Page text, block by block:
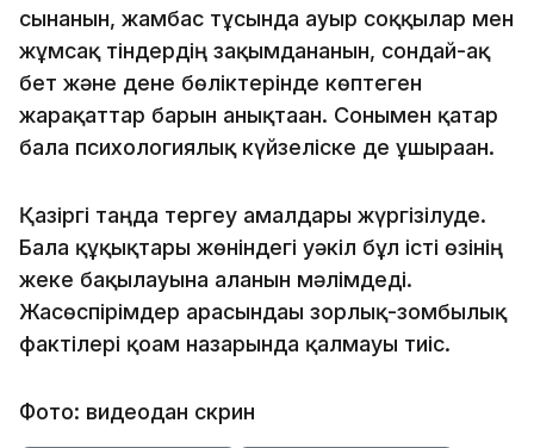
сынғанын, жамбас тұсында ауыр соққылар мен
жұмсақ тіндердің зақымданғанын, сондай-ақ
бет және дене бөліктерінде көптеген
жарақаттар барын анықтаған. Сонымен қатар
бала психологиялық күйзеліске де ұшыраған.
Қазіргі таңда тергеу амалдары жүргізілуде.
Бала құқықтары жөніндегі уәкіл бұл істі өзінің
жеке бақылауына алғанын мәлімдеді.
Жасөспірімдер арасындағы зорлық-зомбылық
фактілері қоғам назарында қалмауы тиіс.
Фото: видеодан скрин